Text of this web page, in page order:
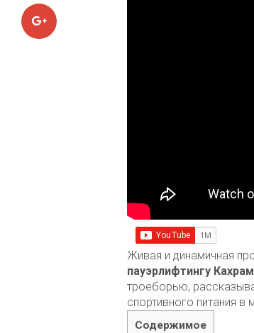
Google+
Живая и динамичная
пауэрлифтингу
троеборью,
спортивного питания
Содержимое